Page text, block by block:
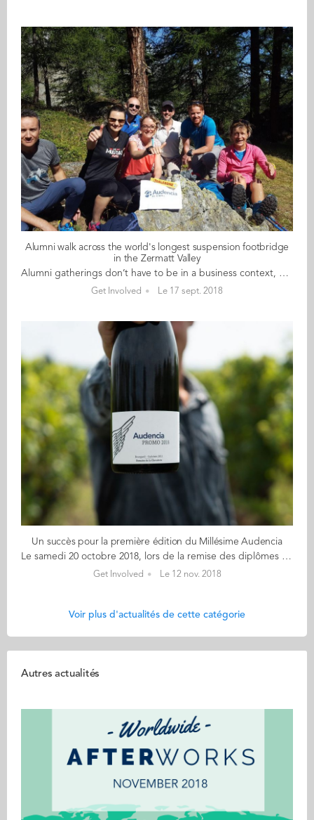
Alumni walk across the world's longest suspension footbridge
in the Zermatt Valley
Alumni gatherings don’t have to be in a business context, or even in a café or bar as the most recent event of the Geneva community goes to show. Egged on by organisers Sandrine and Sophie, a group of alumni got together in August to walk to (and cross) the world’s longest suspension footbridge in the Zermatt valley. Sandrine sums up the day saying: “2 hours of climbing before reaching the famous 494-metre long suspension bridge: it takes your breath away, and your legs! None of us felt very brave far above the void (a 10-minute crossing at a height of 85 metres), but what a sense of achievement, a real adventure!” Sophie and the other walkers all agreed. “A great moment of sharing and mutual support and lots of fun. Thank you all for a memorable day!” Sandrine concludes. A message to other alumni communities! If you have a great idea for an alumni activity, contact Katie Francois on the alumni team.
Get Involved Le 17 sept. 2018
Un succès pour la première édition du Millésime Audencia
Le samedi 20 octobre 2018, lors de la remise des diplômes de la promotion Grande École 2018, a été distribuée la première édition de la cuvée de promotion Audencia. Un Millésime Audencia qui a impulsé une nouvelle dynamique pour le fonds Class Gift de la Fondation de l'école. L'idée de ce Millésime est née de l'envie de laisser un souvenir de cette journée si particulière et des belles années passées à l'École. La Fondation Audencia a ainsi choisi de soutenir le projet de Florentin Cugnot (GE 19) et Valentin Bros (GE19). Ces deux étudiants entrepreneurs ont fondé Monsieur W, entreprise spécialisée dans la sélection et l'achat de vin pour les grands événements et dans la conception d'étiquettes sur-mesure. C'est le Domaine de la Chevalerie qui a été retenu pour ce Millésime Audencia. Situé à Bourgueil, il se distingue par une histoire de plus de 400 ans et son affirmation pionnière pour la culture biodynamique. Pour une bouteille achetée 5€ étaient reversés à la Fondation Audencia et son fonds Class Gift, pour le financement de projets entrepreneuriaux et associatifs portés par les étudiants de l'école. Cela permet de tisser des liens entre les différentes promotions, puisque grâce au fonds, la promotion sortante finance les projets des promotions suivantes. Les diplômés du programme Grande École 2018 ont ainsi été les premiers à pouvoir s'offrir leur cuvée de promotion le 20 octobre, et ainsi participer au développement du fonds Class Gift. L'opération a été un succès et l'intégralité de la cuvée a été distribuée pendant la cérémonie. Un grand bravo à Florentin et Valentin, et bien sûr un grand bravo à tous nos diplômés GE18 !
Get Involved Le 12 nov. 2018
Voir plus d'actualités de cette catégorie
Autres actualités